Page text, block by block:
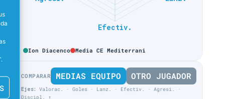
Ion Diacenco Media CE Mediterrani
COMPARAR MEDIAS EQUIPO OTRO JUGADOR
Ejes:
Valorac. · Goles · Lanz. · Efectiv. · Agresi. ·
Discipl. ↑